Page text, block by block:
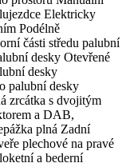
Elektricky
Podélně
části středu palubní
desky Otevřené
desky
palubní desky
zrcátka s dvojitým
a DAB,
plná Zadní
plechové na pravé
a bederní